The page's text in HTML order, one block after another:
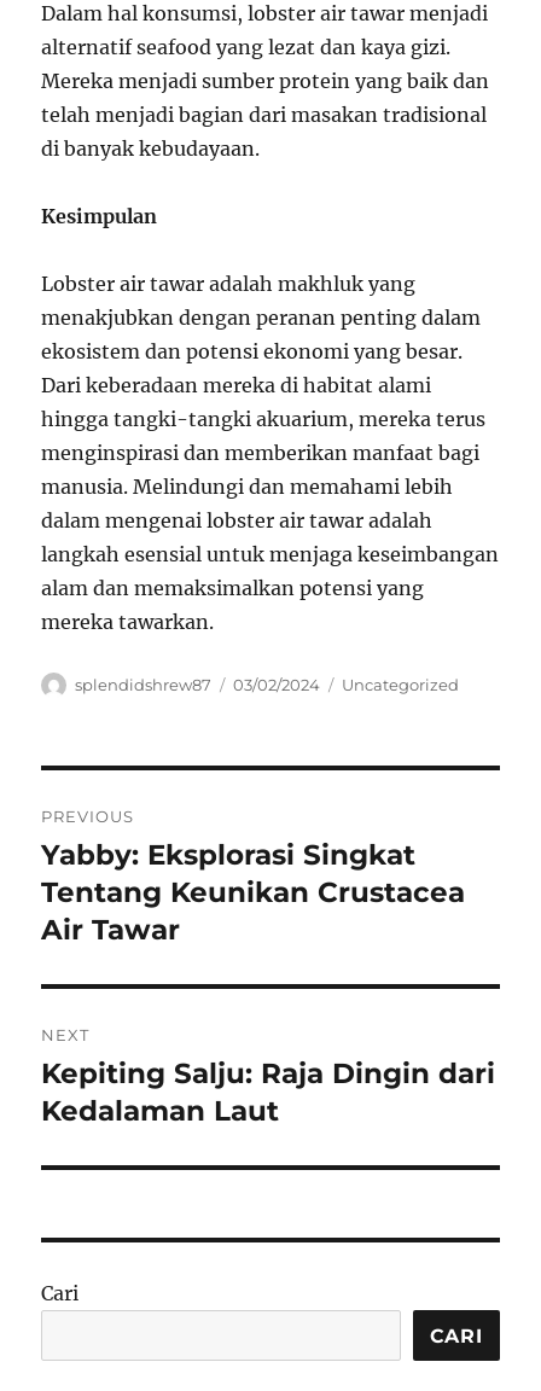
Dalam hal konsumsi, lobster air tawar menjadi
alternatif seafood yang lezat dan kaya gizi.
Mereka menjadi sumber protein yang baik dan
telah menjadi bagian dari masakan tradisional
di banyak kebudayaan.
Kesimpulan
Lobster air tawar adalah makhluk yang
menakjubkan dengan peranan penting dalam
ekosistem dan potensi ekonomi yang besar.
Dari keberadaan mereka di habitat alami
hingga tangki-tangki akuarium, mereka terus
menginspirasi dan memberikan manfaat bagi
manusia. Melindungi dan memahami lebih
dalam mengenai lobster air tawar adalah
langkah esensial untuk menjaga keseimbangan
alam dan memaksimalkan potensi yang
mereka tawarkan.
Author
splendidshrew87
Posted
03/02/2024 Categories
Uncategorized
pos
PREVIOUS
Previous
post:
Yabby: Eksplorasi Singkat
Tentang Keunikan Crustacea
Air Tawar
NEXT
Next
post:
Kepiting Salju: Raja Dingin dari
Kedalaman Laut
Cari
CARI